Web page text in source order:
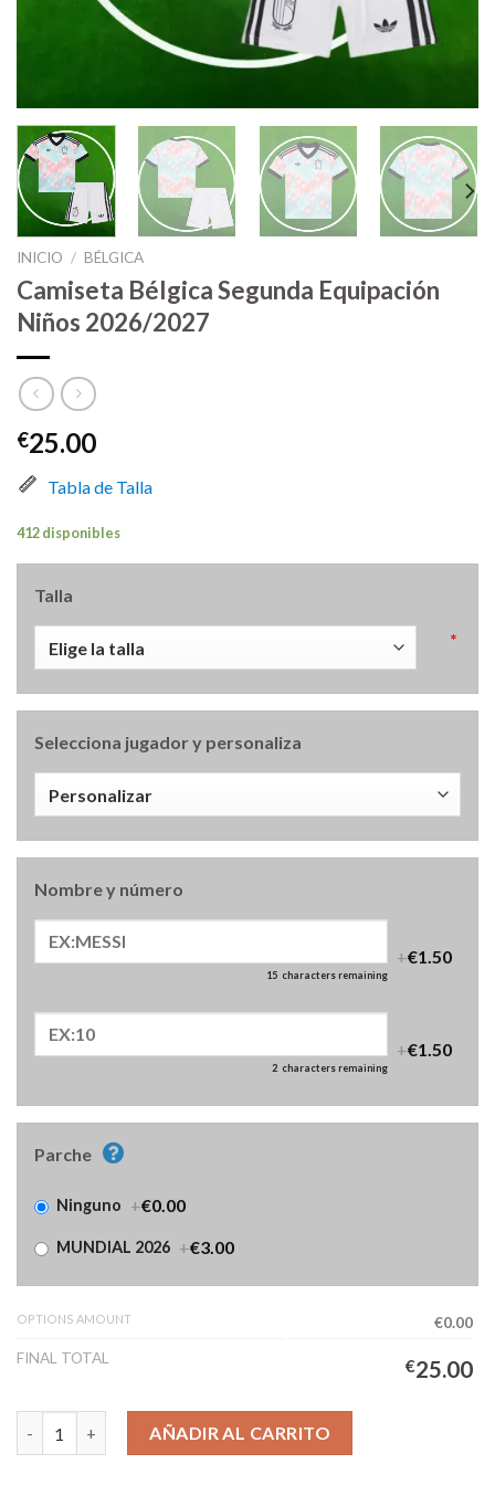
INICIO / BÉLGICA
Camiseta Bélgica Segunda Equipación
Niños 2026/2027
€25.00
Tabla de Talla
412 disponibles
Talla
*
Selecciona jugador y personaliza
Nombre y número
15 characters remaining
+€1.50
2 characters remaining
+€1.50
Parche
Ninguno +€0.00
MUNDIAL 2026 +€3.00
OPTIONS AMOUNT
€0.00
FINAL TOTAL
€25.00
Camiseta Bélgica Segunda Equipación Niños 2026/2027 cantidad
AÑADIR AL CARRITO